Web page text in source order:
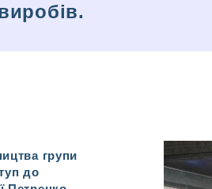
групи
до